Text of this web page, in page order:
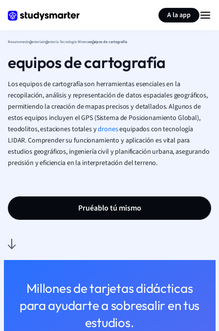
A la app
ResumenesIngenieríaIngeniería Tecnología Mineraequipos de cartografía
equipos de cartografía
Los equipos de cartografía son herramientas esenciales en la
recopilación, análisis y representación de datos espaciales geográficos,
permitiendo la creación de mapas precisos y detallados. Algunos de
estos equipos incluyen el GPS (Sistema de Posicionamiento Global),
teodolitos, estaciones totales ydronesequipados con tecnología
LIDAR. Comprender su funcionamiento y aplicación es vital para
estudios geográficos, ingeniería civil y planificación urbana, asegurando
precisión y eficiencia en la interpretación del terreno.
Pruéablo tú mismo
Millones de tarjetas didácticas
para ayudarte a sobresalir en tus
estudios.
Resumir página